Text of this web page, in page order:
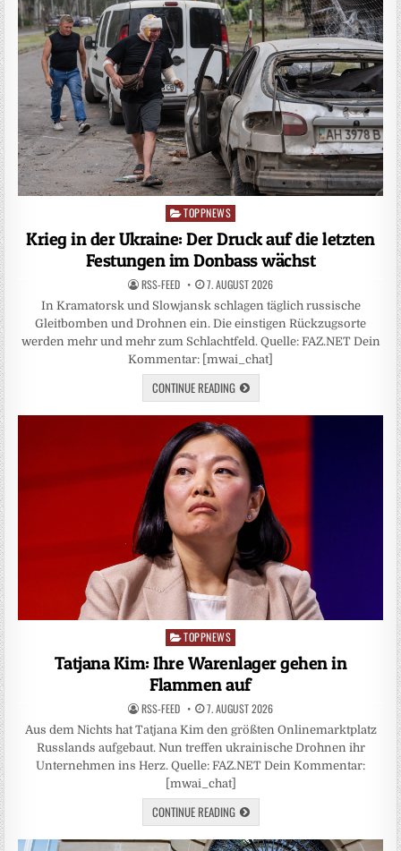
Posted
TOPPNEWS
Krieg in der Ukraine: Der Druck auf die letzten
Festungen im Donbass wächst
RSS-FEED 7. AUGUST 2026
In Kramatorsk und Slowjansk schlagen täglich russische
Gleitbomben und Drohnen ein. Die einstigen Rückzugsorte
werden mehr und mehr zum Schlachtfeld. Quelle: FAZ.NET Dein
Kommentar: [mwai_chat]
CONTINUE READING
Posted
TOPPNEWS
Tatjana Kim: Ihre Warenlager gehen in
Flammen auf
RSS-FEED 7. AUGUST 2026
Aus dem Nichts hat Tatjana Kim den größten Onlinemarktplatz
Russlands aufgebaut. Nun treffen ukrainische Drohnen ihr
Unternehmen ins Herz. Quelle: FAZ.NET Dein Kommentar:
[mwai_chat]
CONTINUE READING